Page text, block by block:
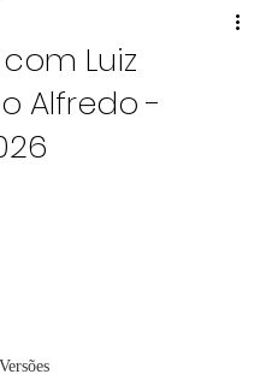
Luiz
Alfredo -